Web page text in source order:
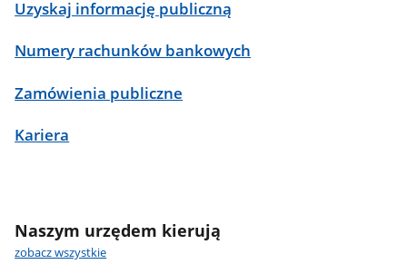
Uzyskaj informację publiczną
Numery rachunków bankowych
Zamówienia publiczne
Kariera
Naszym urzędem kierują
zobacz wszystkie